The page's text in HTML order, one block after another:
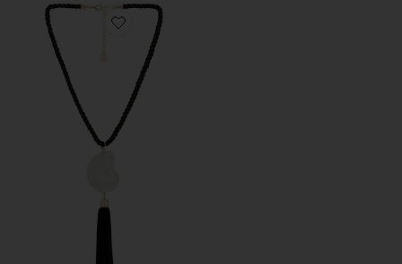
Favorite BOLD SHELL ペンダントネックレス